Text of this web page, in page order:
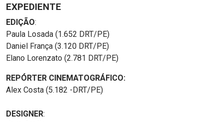
EXPEDIENTE
EDIÇÃO:
Paula Losada (1.652 DRT/PE)
Daniel França (3.120 DRT/PE)
Elano Lorenzato (2.781 DRT/PE)
REPÓRTER CINEMATOGRÁFICO:
Alex Costa (5.182 -DRT/PE)
DESIGNER: